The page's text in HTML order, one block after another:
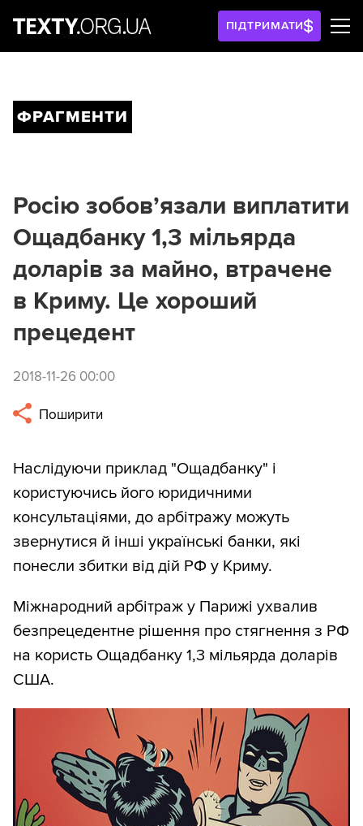
ПІДТРИМАТИ
ФРАГМЕНТИ
Росію зобов’язали виплатити
Ощадбанку 1,3 мільярда
доларів за майно, втрачене
в Криму. Це хороший
прецедент
2018-11-26 00:00
Поширити
Наслідуючи приклад "Ощадбанку" і
користуючись його юридичними
консультаціями, до арбітражу можуть
звернутися й інші українські банки, які
понесли збитки від дій РФ у Криму.
Міжнародний арбітраж у Парижі ухвалив
безпрецедентне рішення про стягнення з РФ
на користь Ощадбанку 1,3 мільярда доларів
США.